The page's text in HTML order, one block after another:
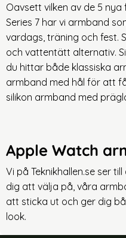
Oavsett vilken av de 5
Series 7 har vi armband
vardags, träning och fest.
och vattentätt alternativ.
du hittar både klassiska
armband med hål för att
silikon armband med
Apple Watch
Vi på Teknikhallen.se ser
dig att välja på, våra
att sticka ut och ger dig
look.